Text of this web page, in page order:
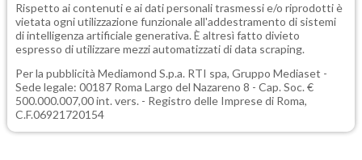
Rispetto ai contenuti e ai dati personali trasmessi e/o riprodotti è
vietata ogni utilizzazione funzionale all'addestramento di sistemi
di intelligenza artificiale generativa. È altresì fatto divieto
espresso di utilizzare mezzi automatizzati di data scraping.
Per la pubblicità Mediamond S.p.a. RTI spa, Gruppo Mediaset -
Sede legale: 00187 Roma Largo del Nazareno 8 - Cap. Soc. €
500.000.007,00 int. vers. - Registro delle Imprese di Roma,
C.F.06921720154